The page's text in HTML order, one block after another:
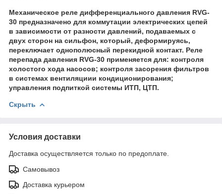
Механическое реле дифференциального давления RVG-
30 предназначено для коммутации электрических цепей
в зависимости от разности давлений, подаваемых с
двух сторон на сильфон, который, деформируясь,
переключает однополюсный перекидной контакт. Реле
перепада давления RVG-30 применяется для: контроля
холостого хода насосов; контроля засорения фильтров
в системах вентиляциии кондиционирования;
управления подпиткой системы ИТП, ЦТП.
Скрыть
Условия доставки
Доставка осуществляется только по предоплате.
Самовывоз
Доставка курьером